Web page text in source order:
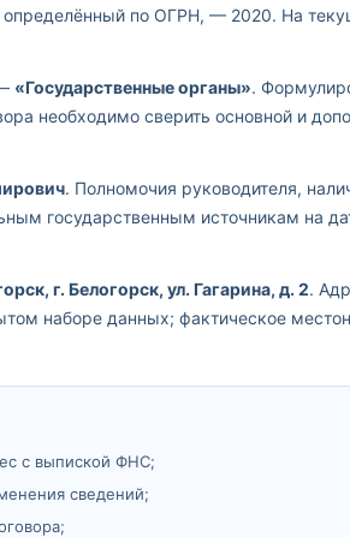
определённый по ОГРН, — 2020. На
«Государственные органы».
необходимо сверить основной и
. Полномочия руководителя,
государственным источникам на
г. Белогорск, ул. Гагарина, д. 2.
наборе данных; фактическое
с выпиской ФНС;
сведений;